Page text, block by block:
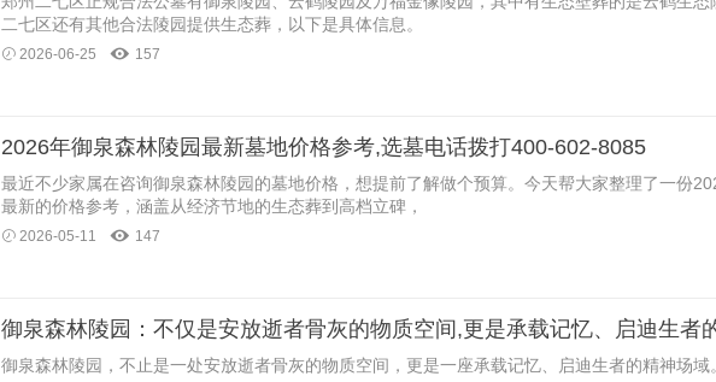
二七区还有其他合法陵园提供生态葬，以下是具体信息。
2026-06-25 157
2026年御泉森林陵园最新墓地价格参考,选墓电话拨打400-602-8085
最近不少家属在咨询御泉森林陵园的墓地价格，想提前了解做个预算。今天帮大家整理了一份
最新的价格参考，涵盖从经济节地的生态葬到高档立碑，
2026-05-11 147
御泉森林陵园：不仅是安放逝者骨灰的物质空间,更是承载记忆、启迪生者
御泉森林陵园，不止是一处安放逝者骨灰的物质空间，更是一座承载记忆、启迪生者的精神场域。